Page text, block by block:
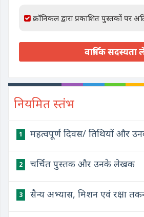
क्रॉनिकल द्वारा प्रकाशित पुस्तकों पर
वार्षिक सदस्यता
नियमित स्तंभ
1 महत्वपूर्ण दिवस/ तिथियों और
2 चर्चित पुस्तक और उनके लेखक
3 सैन्य अभ्यास, मिशन एवं रक्षा